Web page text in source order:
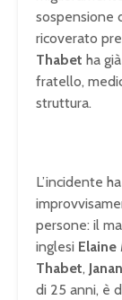
sospensione
ricoverato
Thabet ha
fratello,
struttura.
L’incidente
persone: il
inglesi Elaine
Thabet,
di 25 anni, è